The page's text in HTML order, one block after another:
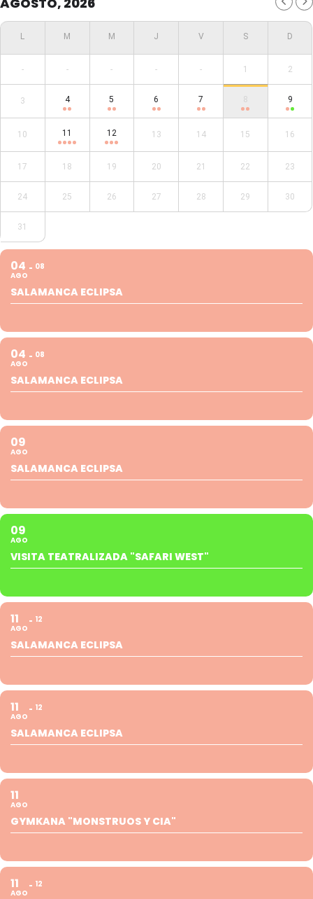
- - - - - 1 2
3 4 5 6 7 8 9
10 11 12 13 14 15 16
17 18 19 20 21 22 23
24 25 26 27 28 29 30
31
04
AGO
08
SALAMANCA ECLIPSA
04
AGO
08
SALAMANCA ECLIPSA
09
AGO
SALAMANCA ECLIPSA
09
AGO
VISITA TEATRALIZADA "SAFARI WEST"
11
AGO
12
SALAMANCA ECLIPSA
11
AGO
12
SALAMANCA ECLIPSA
11
AGO
GYMKANA "MONSTRUOS Y CIA"
11
AGO
12